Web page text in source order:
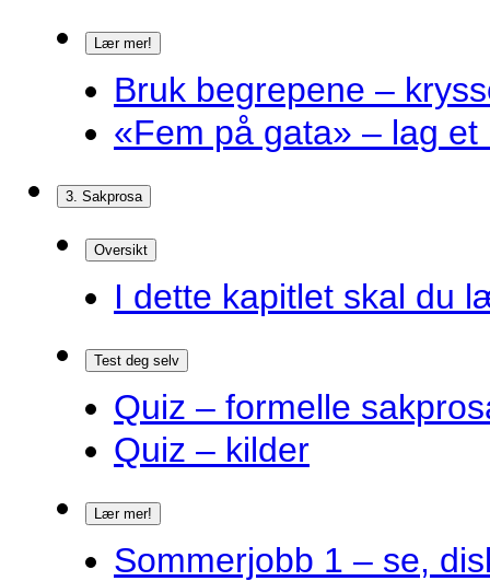
Lær mer!
Bruk begrepene –
«Fem på gata» – lag et
3. Sakprosa
Oversikt
I dette kapitlet skal du
Test deg selv
Quiz – formelle
Quiz – kilder
Lær mer!
Sommerjobb 1 – se,